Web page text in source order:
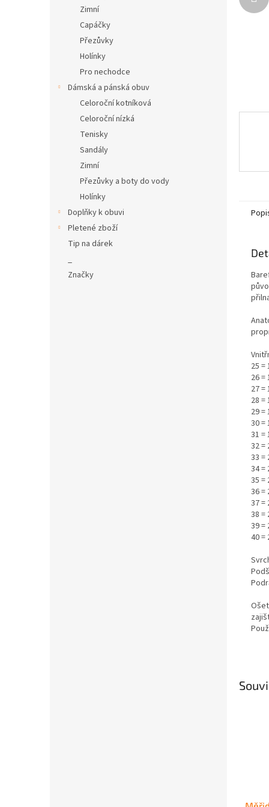
Zimní
Capáčky
Přezůvky
Holínky
Pro nechodce
Dámská a pánská obuv
Celoroční kotníková
Celoroční nízká
Tenisky
Sandály
Zimní
Přezůvky a boty do vody
Holínky
Doplňky k obuvi
Pletené zboží
Tip na dárek
_
Značky
25 =
26 =
27 =
28 =
29 =
30 =
31 =
32 =
33 =
34 =
35 =
36 =
37 =
38 =
39 =
40 =